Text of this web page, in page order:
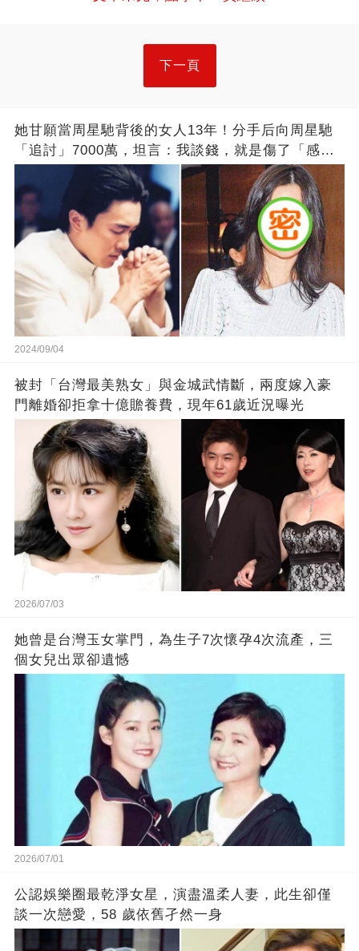
下一頁
她甘願當周星馳背後的女人13年！分手后向周星馳
「追討」7000萬，坦言：我談錢，就是傷了「感
2024/09/04
被封「台灣最美熟女」與金城武情斷，兩度嫁入豪
門離婚卻拒拿十億贍養費，現年61歲近況曝光
2026/07/03
她曾是台灣玉女掌門，為生子7次懷孕4次流產，三
個女兒出眾卻遺憾
2026/07/01
公認娛樂圈最乾淨女星，演盡溫柔人妻，此生卻僅
談一次戀愛，58 歲依舊孑然一身